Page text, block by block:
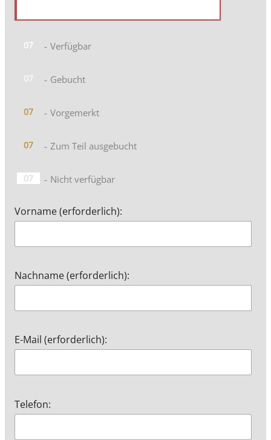
07 - Verfügbar
07 - Gebucht
07 - Vorgemerkt
·
07 - Zum Teil ausgebucht
07 - Nicht verfügbar
Vorname (erforderlich):
Nachname (erforderlich):
E-Mail (erforderlich):
Telefon: